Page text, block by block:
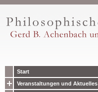
Start
Veranstaltungen und Aktuelles